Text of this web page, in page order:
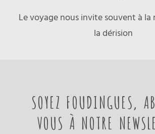
Le voyage nous invite souvent à la
la dérision
SOYEZ FOUDINGUES,
VOUS À NOTRE